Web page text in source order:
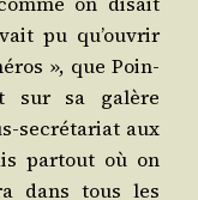
pu qu’ou­vrir
», que Poin­
sur sa galère
secré­ta­riat aux
par­tout où on
dans tous les